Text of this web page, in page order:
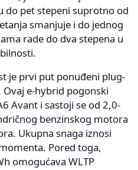
do pet stepeni suprotno od
smanjuje i do jednog
rade do dva stepena u
je prvi put ponuđeni plug-
e-hybrid pogonski
Avant i sastoji se od 2,0-
benzinskog motora
Ukupna snaga iznosi
Pored toga,
omogućava WLTP